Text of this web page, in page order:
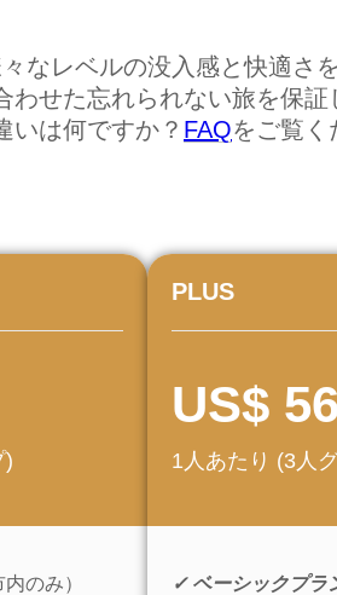
なレベルの没入感と快適さ
わせた忘れられない旅を保証
いは何ですか？ FAQをご覧く
)
のみ）
PLUS
US$
1人あたり (3人
✓ ベーシックプラ